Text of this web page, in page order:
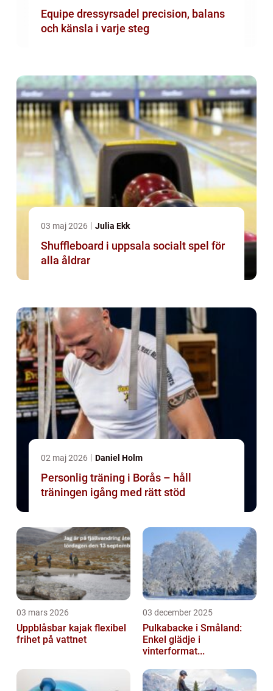
Equipe dressyrsadel precision, balans
och känsla i varje steg
03 maj 2026 Julia Ekk
Shuffleboard i uppsala socialt spel för
alla åldrar
02 maj 2026 Daniel Holm
Personlig träning i Borås – håll
träningen igång med rätt stöd
03 mars 2026
Uppblåsbar kajak flexibel
frihet på vattnet
03 december 2025
Pulkabacke i Småland:
Enkel glädje i
vinterformat...